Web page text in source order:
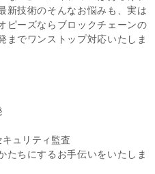
新技術のそんなお悩みも、実は
ピーズならブロックチェーンの
までワンストップ対応いたしま
キュリティ監査
たちにするお手伝いをいたしま